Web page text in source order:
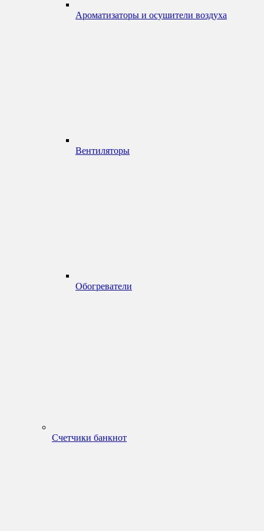
Ароматизаторы и осушители воздуха
Вентиляторы
Обогреватели
Счетчики банкнот